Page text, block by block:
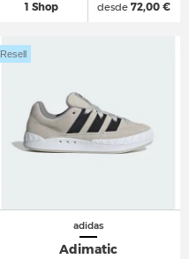
1 Shop desde 72,00 €
adidas
Adimatic
Resell